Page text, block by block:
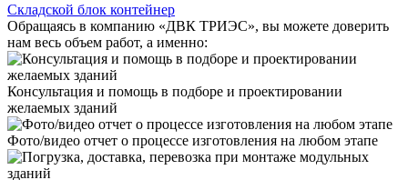
Складской блок контейнер
Обращаясь в компанию «ДВК ТРИЭС», вы можете доверить
нам весь объем работ, а именно:
Консультация и помощь в подборе и проектировании
желаемых зданий
Фото/видео отчет о процессе изготовления на любом этапе